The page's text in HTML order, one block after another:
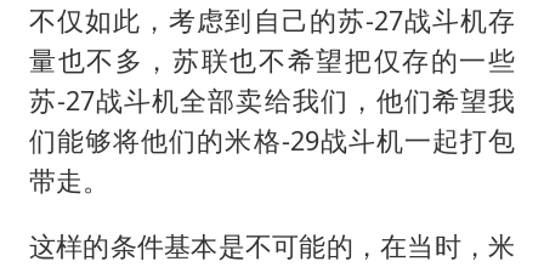
不仅如此，考虑到自己的苏-27战斗机存
量也不多，苏联也不希望把仅存的一些
苏-27战斗机全部卖给我们，他们希望我
们能够将他们的米格-29战斗机一起打包
带走。
这样的条件基本是不可能的，在当时，米